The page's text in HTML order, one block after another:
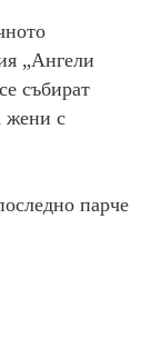
„Ангели
събират
жени с
парче